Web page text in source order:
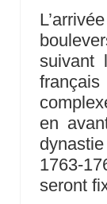
suivant
en
1763-
seront